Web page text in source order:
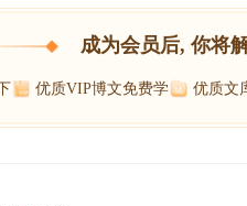
成为会员后, 你将
优质VIP博文免费学 优质文